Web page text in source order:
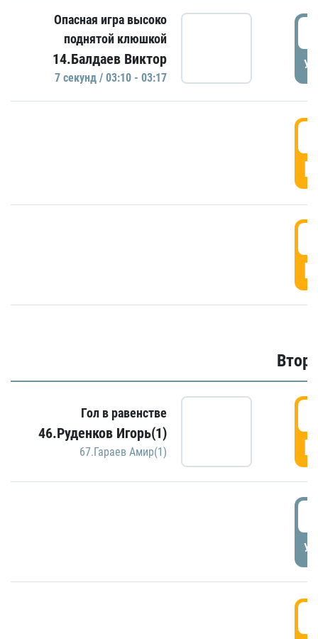
Опасная игра высоко
поднятой клюшкой
14.Балдаев Виктор
7 секунд / 03:10 - 03:17
Гол в равенстве
46.Руденков Игорь(1)
67.Гараев Амир(1)